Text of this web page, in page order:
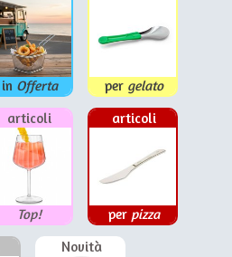
in Offerta per gelato
articoli
Top!
articoli
per pizza
Novità